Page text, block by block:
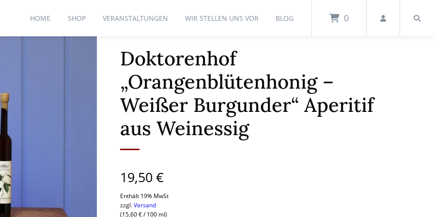
HOME SHOP VERANSTALTUNGEN WIR STELLEN UNS VOR BLOG 0
Doktorenhof
„Orangenblütenhonig –
Weißer Burgunder“ Aperitif
aus Weinessig
19,50 €
Enthält 19% MwSt
(15,60€/ 100 ml)
zzgl.Versand